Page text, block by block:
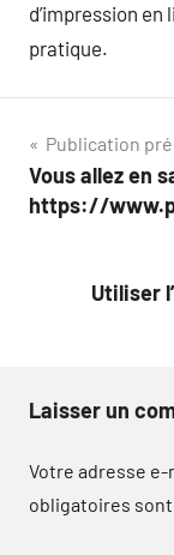
d’impression
pratique.
de
Publication
Vous allez en
https://
Utiliser
Laisser un
Votre adresse e-
obligatoires